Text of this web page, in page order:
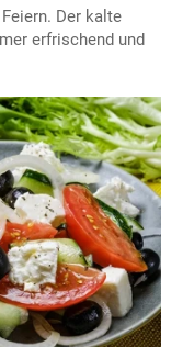
Der kalte
erfrischend und